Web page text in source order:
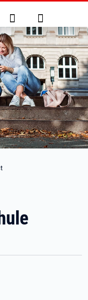
Suche Anmelden